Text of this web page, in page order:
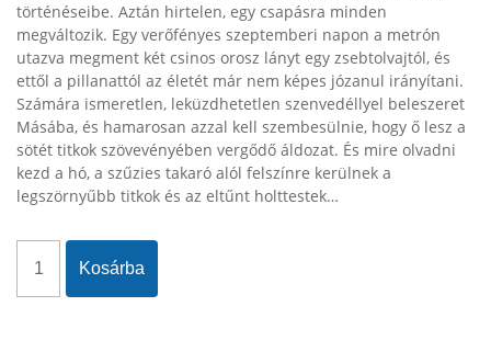
történéseibe. Aztán hirtelen, egy csapásra minden
megváltozik. Egy verőfényes szeptemberi napon a metrón
utazva megment két csinos orosz lányt egy zsebtolvajtól, és
ettől a pillanattól az életét már nem képes józanul irányítani.
Számára ismeretlen, leküzdhetetlen szenvedéllyel beleszeret
Másába, és hamarosan azzal kell szembesülnie, hogy ő lesz a
sötét titkok szövevényében vergődő áldozat. És mire olvadni
kezd a hó, a szűzies takaró alól felszínre kerülnek a
legszörnyűbb titkok és az eltűnt holttestek…
Kosárba